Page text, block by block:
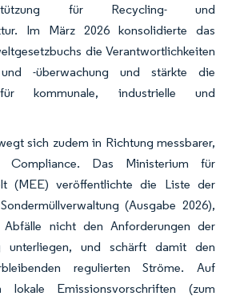
für Recycling- und
Im März 2026 konsolidierte das
die Verantwortlichkeiten
-überwachung und stärkte die
für kommunale, industrielle und
sich zudem in Richtung messbarer,
Compliance. Das Ministerium für
(MEE) veröffentlichte die Liste der
(Ausgabe 2026),
nicht den Anforderungen der
unterliegen, und schärft damit den
regulierten Ströme. Auf
lokale Emissionsvorschriften (zum